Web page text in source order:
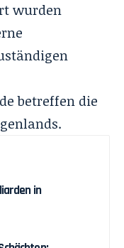
wurden
betreffen die
in